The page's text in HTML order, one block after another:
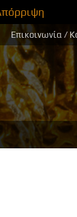
Επικοινωνία /